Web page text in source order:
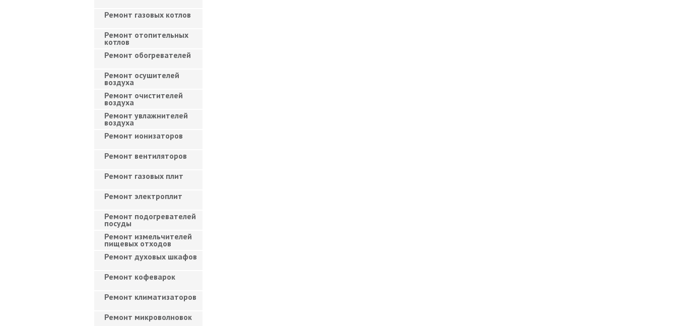
Ремонт газовых котлов
Ремонт отопительных
котлов
Ремонт обогревателей
Ремонт осушителей
воздуха
Ремонт очистителей
воздуха
Ремонт увлажнителей
воздуха
Ремонт ионизаторов
Ремонт вентиляторов
Ремонт газовых плит
Ремонт электроплит
Ремонт подогревателей
посуды
Ремонт измельчителей
пищевых отходов
Ремонт духовых шкафов
Ремонт кофеварок
Ремонт климатизаторов
Ремонт микроволновок